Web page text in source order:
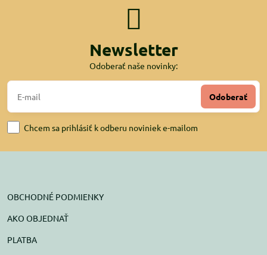
Newsletter
Odoberať naše novinky:
Odoberať
Chcem sa prihlásiť k odberu noviniek e-mailom
OBCHODNÉ PODMIENKY
AKO OBJEDNAŤ
PLATBA